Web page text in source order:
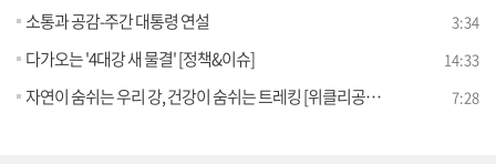
소통과 공감-주간 대통령 연설 3:34
다가오는 '4대강 새 물결' [정책&이슈] 14:33
자연이 숨쉬는 우리 강, 건강이 숨쉬는 트레킹 [위클리공감 동행!] 7:28